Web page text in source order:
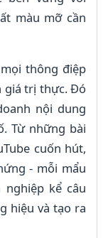
màu mỡ cần
thông điệp
giá trị thực. Đó
nội dung
Từ những bài
cuốn hút,
- mỗi mẩu
kể câu
hiệu và tạo ra